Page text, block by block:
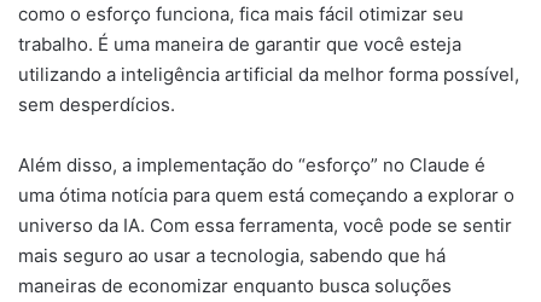
como o esforço funciona, fica mais fácil otimizar seu
trabalho. É uma maneira de garantir que você esteja
utilizando a inteligência artificial da melhor forma possível,
sem desperdícios.
Além disso, a implementação do “esforço” no Claude é
uma ótima notícia para quem está começando a explorar o
universo da IA. Com essa ferramenta, você pode se sentir
mais seguro ao usar a tecnologia, sabendo que há
maneiras de economizar enquanto busca soluções